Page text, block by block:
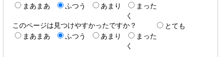
まあまあ
ふつう あまり
まった
く
このページは見つけやすかったですか？
とても
まあまあ
ふつう あまり
まった
く